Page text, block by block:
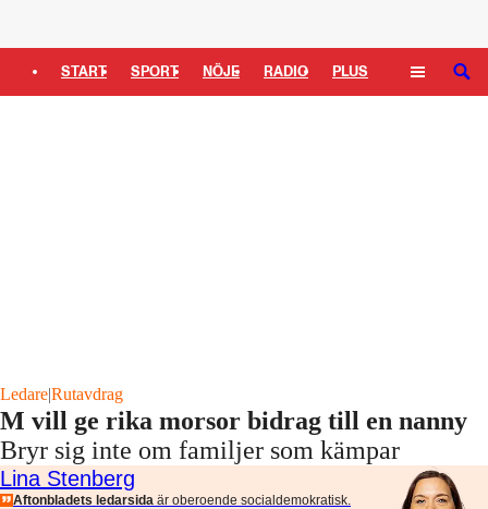
START SPORT NÖJE RADIO PLUS SÖK
Ledare|Rutavdrag
M vill ge rika morsor bidrag till en nanny
Bryr sig inte om familjer som kämpar
Lina Stenberg
Aftonbladets ledarsida är oberoende socialdemokratisk.